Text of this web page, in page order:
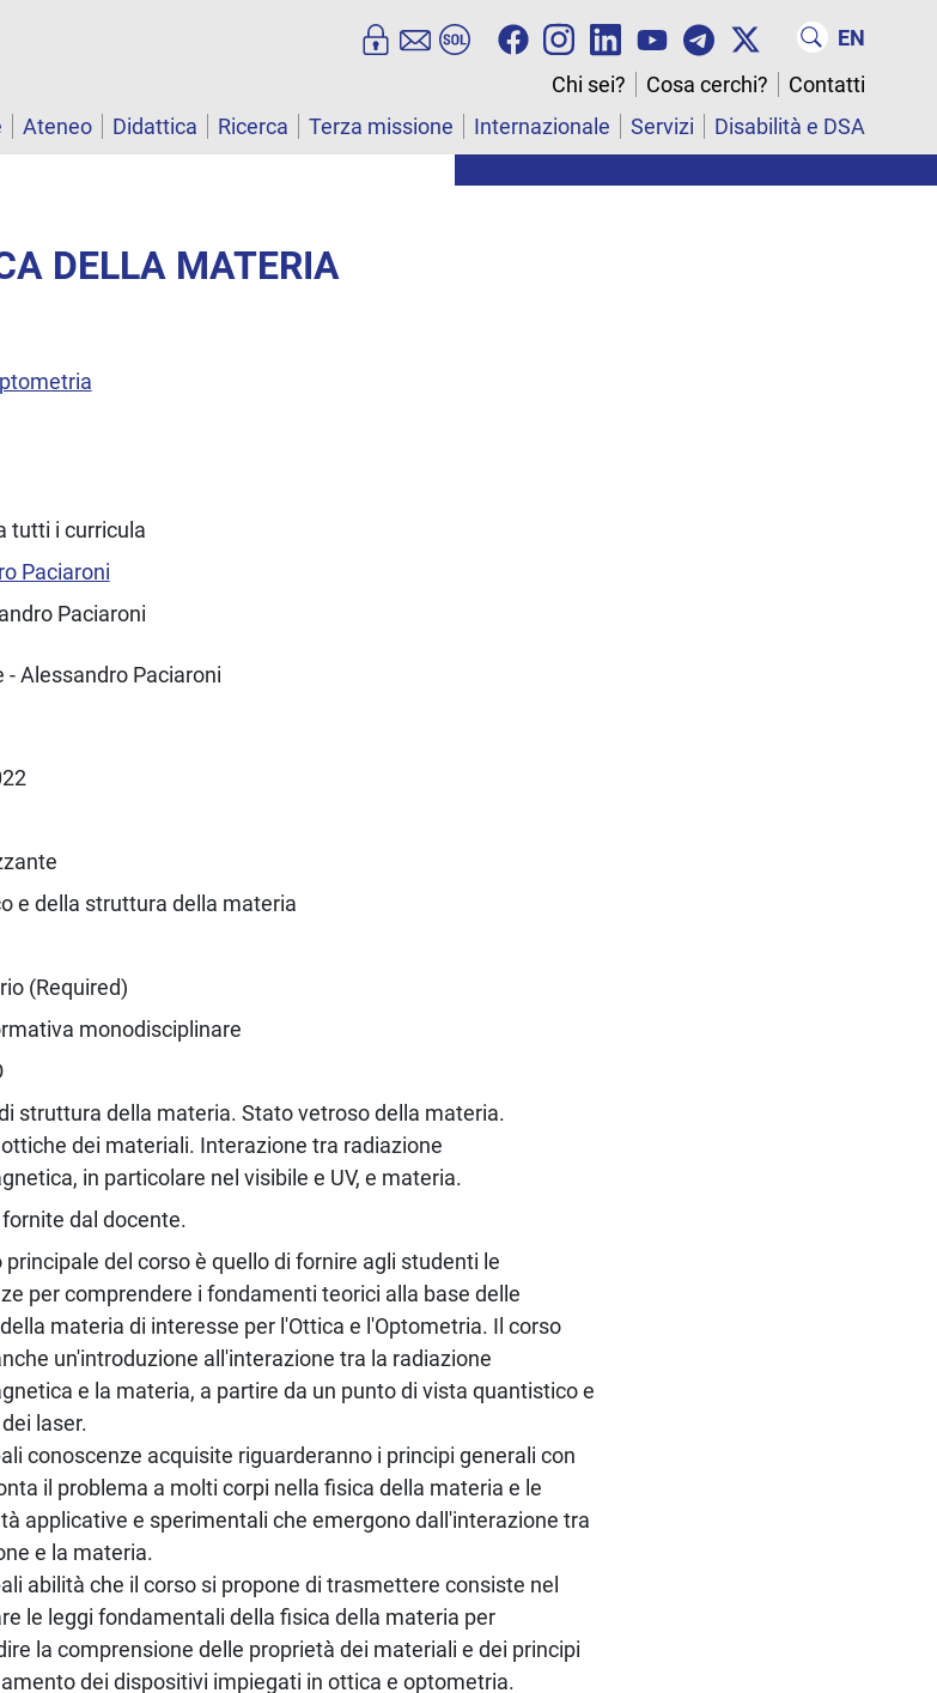
EN
Chi sei?
Cosa cerchi?
Contatti
Ateneo Didattica Ricerca Terza missione Internazionale Servizi Disabilità e DSA
DELLA MATERIA
tutti i curricula
Paciaroni
Paciaroni
- Alessandro Paciaroni
e della struttura della materia
(Required)
monodisciplinare
struttura della materia. Stato vetroso della materia.
dei materiali. Interazione tra radiazione
in particolare nel visibile e UV, e materia.
dal docente.
principale del corso è quello di fornire agli studenti le
per comprendere i fondamenti teorici alla base delle
materia di interesse per l'Ottica e l'Optometria. Il corso
un'introduzione all'interazione tra la radiazione
e la materia, a partire da un punto di vista quantistico e
laser.
conoscenze acquisite riguarderanno i principi generali con
il problema a molti corpi nella fisica della materia e le
applicative e sperimentali che emergono dall'interazione tra
e la materia.
abilità che il corso si propone di trasmettere consiste nel
le leggi fondamentali della fisica della materia per
la comprensione delle proprietà dei materiali e dei principi
dei dispositivi impiegati in ottica e optometria.